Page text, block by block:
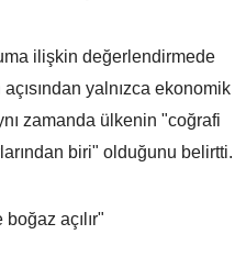
ilişkin değerlendirmede
yalnızca ekonomik
zamanda ülkenin "coğrafi
biri" olduğunu belirtti.
açılır"